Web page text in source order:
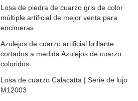
Losa de piedra de cuarzo gris de color
múltiple artificial de mejor venta para
encimeras
Azulejos de cuarzo artificial brillante
cortados a medida Azulejos de cuarzo
coloridos
Losa de cuarzo Calacatta | Serie de lujo
M12003